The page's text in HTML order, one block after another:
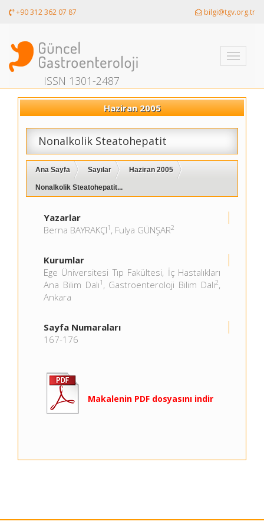
+90 312 362 07 87 bilgi@tgv.org.tr
Toggle
ISSN 1301-2487
Haziran 2005
Nonalkolik Steatohepatit
Ana Sayfa Sayılar Haziran 2005
Nonalkolik Steatohepatit...
Yazarlar
Berna BAYRAKÇI1 , Fulya GÜNŞAR2
Kurumlar
Ege Üniversitesi Tıp Fakültesi, İç Hastalıkları
Ana Bilim Dalı1 , Gastroenteroloji Bilim Dalı2,
Ankara
Sayfa Numaraları
167-176
Makalenin PDF dosyasını indir